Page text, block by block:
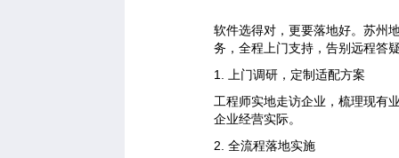
软件选得对，更要落地好。苏州
务，全程上门支持，告别远程答
1. 上门调研，定制适配方案
工程师实地走访企业，梳理现有
企业经营实际。
2. 全流程落地实施